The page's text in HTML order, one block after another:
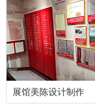
展馆美陈设计制作